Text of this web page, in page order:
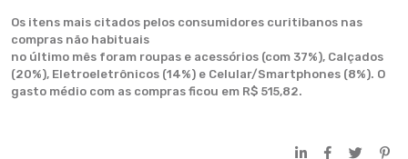
Os itens mais citados pelos consumidores curitibanos nas
compras não habituais
no último mês foram roupas e acessórios (com 37%), Calçados
(20%), Eletroeletrônicos (14%) e Celular/Smartphones (8%). O
gasto médio com as compras ficou em R$ 515,82.